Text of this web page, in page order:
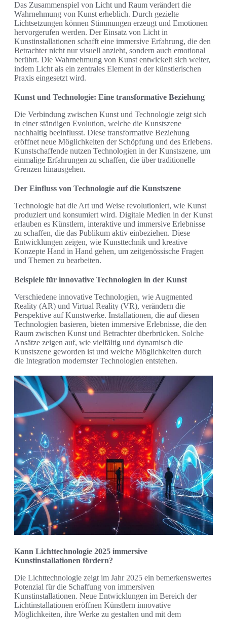
Das Zusammenspiel von Licht und Raum verändert die
Wahrnehmung von Kunst erheblich. Durch gezielte
Lichtsetzungen können Stimmungen erzeugt und Emotionen
hervorgerufen werden. Der Einsatz von Licht in
Kunstinstallationen schafft eine immersive Erfahrung, die den
Betrachter nicht nur visuell anzieht, sondern auch emotional
berührt. Die Wahrnehmung von Kunst entwickelt sich weiter,
indem Licht als ein zentrales Element in der künstlerischen
Praxis eingesetzt wird.
Kunst und Technologie: Eine transformative Beziehung
Die Verbindung zwischen Kunst und Technologie zeigt sich
in einer ständigen Evolution, welche die Kunstszene
nachhaltig beeinflusst. Diese transformative Beziehung
eröffnet neue Möglichkeiten der Schöpfung und des Erlebens.
Kunstschaffende nutzen Technologien in der Kunstszene, um
einmalige Erfahrungen zu schaffen, die über traditionelle
Grenzen hinausgehen.
Der Einfluss von Technologie auf die Kunstszene
Technologie hat die Art und Weise revolutioniert, wie Kunst
produziert und konsumiert wird. Digitale Medien in der Kunst
erlauben es Künstlern, interaktive und immersive Erlebnisse
zu schaffen, die das Publikum aktiv einbeziehen. Diese
Entwicklungen zeigen, wie Kunsttechnik und kreative
Konzepte Hand in Hand gehen, um zeitgenössische Fragen
und Themen zu bearbeiten.
Beispiele für innovative Technologien in der Kunst
Verschiedene innovative Technologien, wie Augmented
Reality (AR) und Virtual Reality (VR), verändern die
Perspektive auf Kunstwerke. Installationen, die auf diesen
Technologien basieren, bieten immersive Erlebnisse, die den
Raum zwischen Kunst und Betrachter überbrücken. Solche
Ansätze zeigen auf, wie vielfältig und dynamisch die
Kunstszene geworden ist und welche Möglichkeiten durch
die Integration modernster Technologien entstehen.
Kann Lichttechnologie 2025 immersive
Kunstinstallationen fördern?
Die Lichttechnologie zeigt im Jahr 2025 ein bemerkenswertes
Potenzial für die Schaffung von immersiven
Kunstinstallationen. Neue Entwicklungen im Bereich der
Lichtinstallationen eröffnen Künstlern innovative
Möglichkeiten, ihre Werke zu gestalten und mit dem